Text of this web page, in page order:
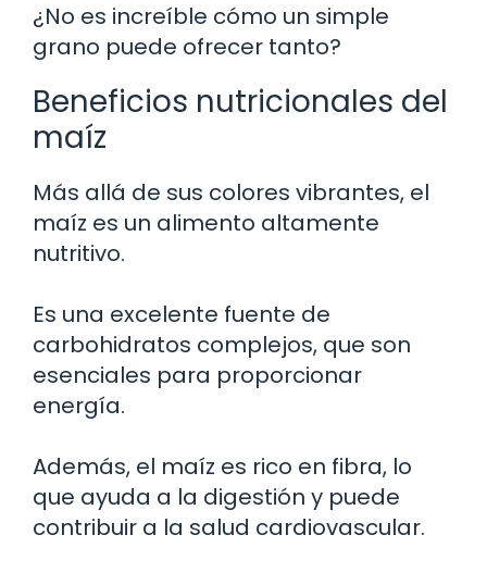
¿No es increíble cómo un simple
grano puede ofrecer tanto?
Beneficios nutricionales del
maíz
Más allá de sus colores vibrantes, el
maíz es un alimento altamente
nutritivo.
Es una excelente fuente de
carbohidratos complejos, que son
esenciales para proporcionar
energía.
Además, el maíz es rico en fibra, lo
que ayuda a la digestión y puede
contribuir a la salud cardiovascular.